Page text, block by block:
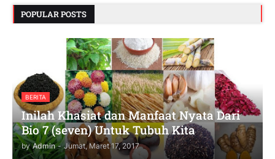
POPULAR POSTS
BERITA
Inilah Khasiat dan Manfaat Nyata Dari
Bio 7 (seven) Untuk Tubuh Kita
by Admin - Jumat, Maret 17, 2017